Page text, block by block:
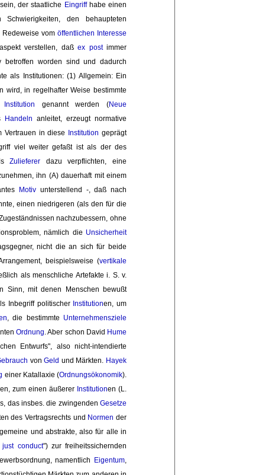
der staatliche Eingriffhabe einen
den behaupteten
vom öffentlichen Interesse
verstellen, daß ex postimmer
betroffen worden sind und dadurch
als Institutionen: (1) Allgemein: Ein
wird, in regelhafter Weise bestimmte
Institution genannt werden (Neue
Handeln anleitet, erzeugt normative
Vertrauen in diese Institution geprägt
viel weiter gefaßt ist als der des
Zulieferer dazu verpflichten, eine
ihn (A) dauerhaft mit einem
Motiv unterstellend -, daß nach
einen niedrigeren (als den für die
nachzubessern, ohne
nämlich die Unsicherheit
nicht die an sich für beide
beispielsweise (vertikale
als menschliche Artefakte i. S. v.
Sinn, mit denen Menschen bewußt
Inbegriff politischer Institutionen, um
, die bestimmte Unternehmensziele
Ordnung. Aber schon David Hume
Entwurfs", also nicht-intendierte
von Geld und Märkten. Hayek
einer Katallaxie (Ordnungsökonomik).
zum einen äußerer Institutionen (L.
das insbes. die zwingendenGesetze
des Vertragsrechts und Normen der
und abstrakte, also für alle in
conduct") zur freiheitssichernden
namentlich Eigentum,